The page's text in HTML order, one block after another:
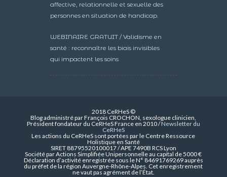
affective, relationnelle et sexuelle des
personnes en situation de handicap.
WEBINAIRE GRATUIT / Validisme en
santé : reconnaître les biais invisibles
qui impactent les soins
2018 CeRHeS ©
Blog administré par François CROCHON, sexologue clinicien,
Président fondateur du CeRHeS France en 2010 /Newsletter du
CeRHeS
Les actions du CeRHeS sont portées par le Centre Ressource
Holistique en Santé
SIRET 88795520100017 / APE 7490B RCS Lyon
Société par Actions Simplifiée Unipersonnelle au capital de 5000 €
Déclaration d’activité enregistrée sous le N° 84691769269 auprès
du préfet de la région Auvergne-Rhône-Alpes. Cet enregistrement
ne vaut pas agrément de l’État.